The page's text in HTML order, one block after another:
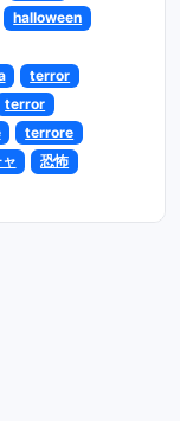
halloween
terror
terror
terrore
恐怖